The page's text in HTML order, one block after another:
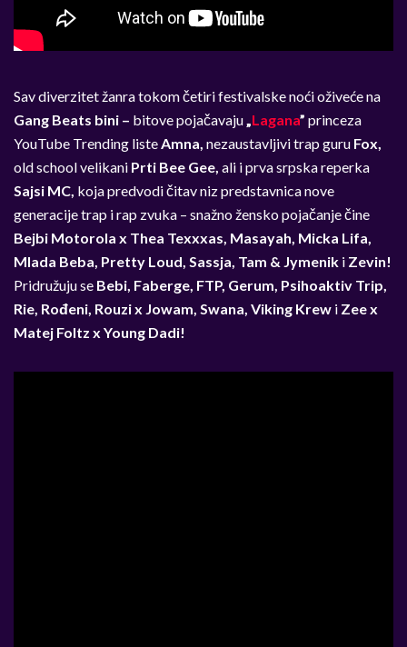
Sav diverzitet žanra tokom četiri festivalske noći oživeće na
Gang Beats bini – bitove pojačavaju„Lagana” princeza
YouTube Trending listeAmna, nezaustavljivi trap guru Fox,
old school velikani Prti Bee Gee, ali iprva srpska reperka
Sajsi MC, koja predvodi čitav niz predstavnica nove
generacije trap i rap zvuka – snažno žensko pojačanje čine
Bejbi Motorola x Thea Texxxas, Masayah, Micka Lifa,
Mlada Beba, Pretty Loud, Sassja, Tam & Jymenik i Zevin!
Pridružuju se Bebi, Faberge, FTP, Gerum, Psihoaktiv Trip,
Rie, Rođeni, Rouzi x Jowam, Swana, Viking Krew i Zee x
Matej Foltz x Young Dadi!